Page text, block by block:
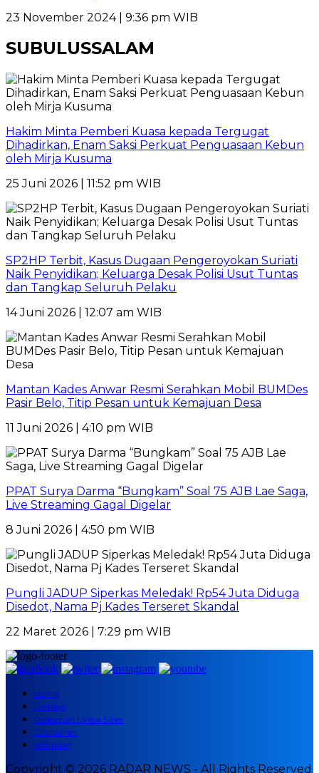
23 November 2024 | 9:36 pm WIB
SUBULUSSALAM
Hakim Minta Pemberi Kuasa kepada Tergugat
Dihadirkan, Enam Saksi Perkuat Penguasaan Kebun
oleh Mirja Kusuma
25 Juni 2026 | 11:52 pm WIB
SP2HP Terbit, Kasus Dugaan Pengeroyokan Suriati
Naik Penyidikan; Keluarga Desak Polisi Usut Tuntas
dan Tangkap Seluruh Pelaku
14 Juni 2026 | 12:07 am WIB
Mantan Kades Anwar Resmi Serahkan Mobil BUMDes
Pasir Belo, Titip Pesan untuk Kemajuan Desa
11 Juni 2026 | 4:10 pm WIB
PPAT Surya Darma “Bungkam” Soal 75 AJB Lae Saga,
Live Streaming Gagal Digelar
8 Juni 2026 | 4:50 pm WIB
Pungli JADUP Siperkas Meledak! Rp54 Juta Diduga
Disedot, Nama Pj Kades Terseret Skandal
22 Maret 2026 | 7:29 pm WIB
Home
Redaksi
Pedoman Media Siber
Disclaimer
Info Iklan
Copyright © 2026 RADAR NEWS - All Rights Reserved